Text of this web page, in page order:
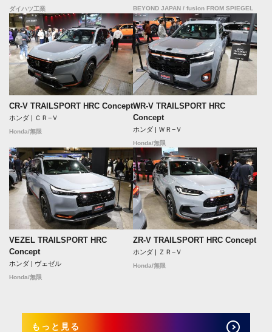
ダイハツ工業 BEYOND JAPAN / fusion FROM SPIEGEL
CR-V TRAILSPORT HRC Concept
ホンダ | ＣＲ−Ｖ
Honda/無限
WR-V TRAILSPORT HRC
Concept
ホンダ | ＷＲ−Ｖ
Honda/無限
VEZEL TRAILSPORT HRC
Concept
ホンダ | ヴェゼル
Honda/無限
ZR-V TRAILSPORT HRC Concept
ホンダ | ＺＲ−Ｖ
Honda/無限
もっと見る